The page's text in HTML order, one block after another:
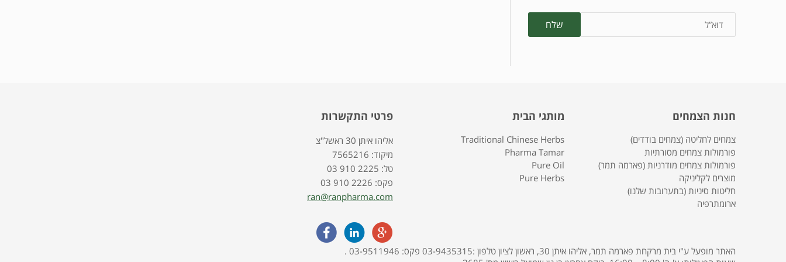
חנות הצמחים
צמחים לחליטה (צמחים בודדים)
פורמולות צמחים מסורתיות
פורמולות צמחים מודרניות (פארמה תמר)
מוצרים לקליניקה
חליטות סיניות (בתערובות שלנו)
ארומתרפיה
מותגי הבית
Traditional Chinese Herbs
Pharma Tamar
Pure Oil
Pure Herbs
פרטי התקשרות
אליהו איתן 30 ראשל"צ
7565216 :מיקוד
03 910 2225 :טל
03 910 2226 :פקס
ran@ranpharma.com
האתר מופעל ע"י בית מרקחת פארמה תמר, אליהו איתן 30, ראשון לציון טלפון :03-9435315 פקס: 03-9511946 .